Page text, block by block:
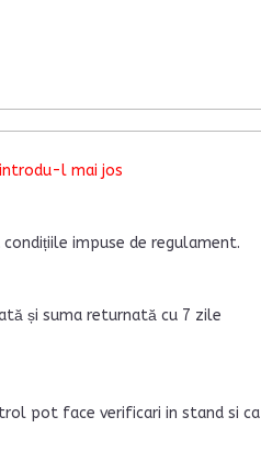
l mai jos
impuse de regulament.
și suma returnată cu 7 zile
pot face verificari in stand si ca